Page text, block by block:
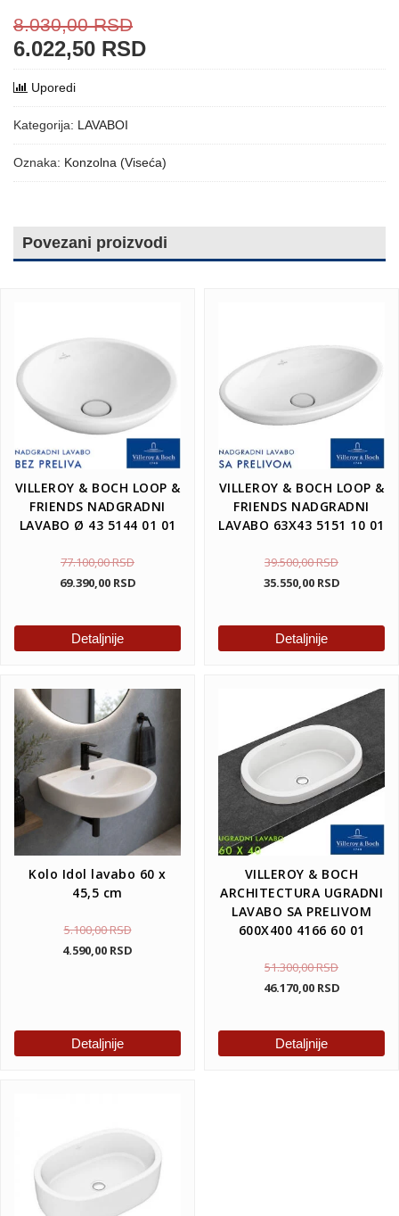
8.030,00RSD
6.022,50 RSD
Uporedi
Kategorija: LAVABOI
Oznaka: Konzolna (Viseća)
Povezani proizvodi
VILLEROY & BOCH LOOP &
FRIENDS NADGRADNI
LAVABO Ø 43 5144 01 01
77.100,00RSD
69.390,00 RSD
Detaljnije
VILLEROY & BOCH LOOP &
FRIENDS NADGRADNI
LAVABO 63X43 5151 10 01
39.500,00RSD
35.550,00 RSD
Detaljnije
Kolo Idol lavabo 60 x
45,5 cm
5.100,00RSD
4.590,00 RSD
Detaljnije
VILLEROY & BOCH
ARCHITECTURA UGRADNI
LAVABO SA PRELIVOM
600X400 4166 60 01
51.300,00RSD
46.170,00 RSD
Detaljnije